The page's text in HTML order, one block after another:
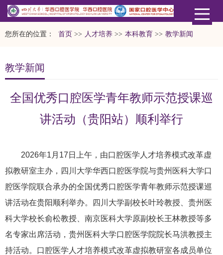
您所在的位置： 首页 >> 人才培养 >> 本科教育 >> 教学新闻
教学新闻
全国优秀口腔医学青年教师示范授课巡
讲活动（贵阳站）顺利举行
2026年1月17日上午，由口腔医学人才培养模式改革虚
拟教研室主办，四川大学华西口腔医学院与贵州医科大学口
腔医学院联合承办的全国优秀口腔医学青年教师示范授课巡
讲活动在贵阳顺利举办。四川大学副校长叶玲教授、贵州医
科大学校长俞松教授、南京医科大学原副校长王林教授等多
名专家出席活动，贵州医科大学口腔医学院院长马洪教授主
持活动。口腔医学人才培养模式改革虚拟教研室各成员单位